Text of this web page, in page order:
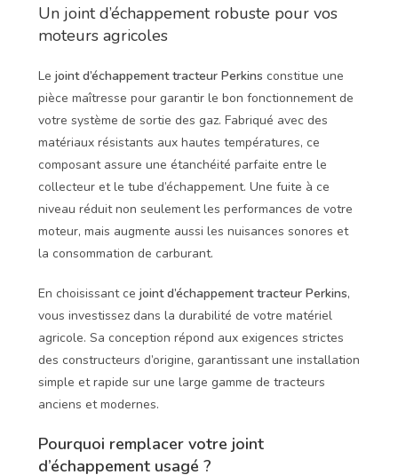
Un joint d’échappement robuste pour vos
moteurs agricoles
Le joint d’échappement tracteur Perkins constitue une
pièce maîtresse pour garantir le bon fonctionnement de
votre système de sortie des gaz. Fabriqué avec des
matériaux résistants aux hautes températures, ce
composant assure une étanchéité parfaite entre le
collecteur et le tube d’échappement. Une fuite à ce
niveau réduit non seulement les performances de votre
moteur, mais augmente aussi les nuisances sonores et
la consommation de carburant.
En choisissant ce joint d’échappement tracteur Perkins,
vous investissez dans la durabilité de votre matériel
agricole. Sa conception répond aux exigences strictes
des constructeurs d’origine, garantissant une installation
simple et rapide sur une large gamme de tracteurs
anciens et modernes.
Pourquoi remplacer votre joint
d’échappement usagé ?